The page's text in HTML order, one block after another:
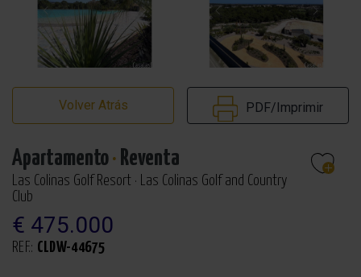
Volver Atrás PDF/Imprimir
Apartamento· Reventa
Las Colinas Golf Resort · Las Colinas Golf and Country
Club
€ 475.000
REF.: CLDW-44675